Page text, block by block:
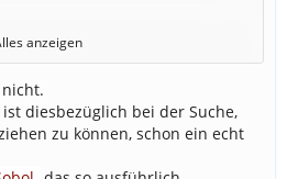
sozialer Netzwerke" nicht
>2 mio Nutzern würde ich das
ansehen.
Netzwerk? Schauen wir mal was
anzeigen
diesbezüglich bei der Suche,
zu können, schon ein echt